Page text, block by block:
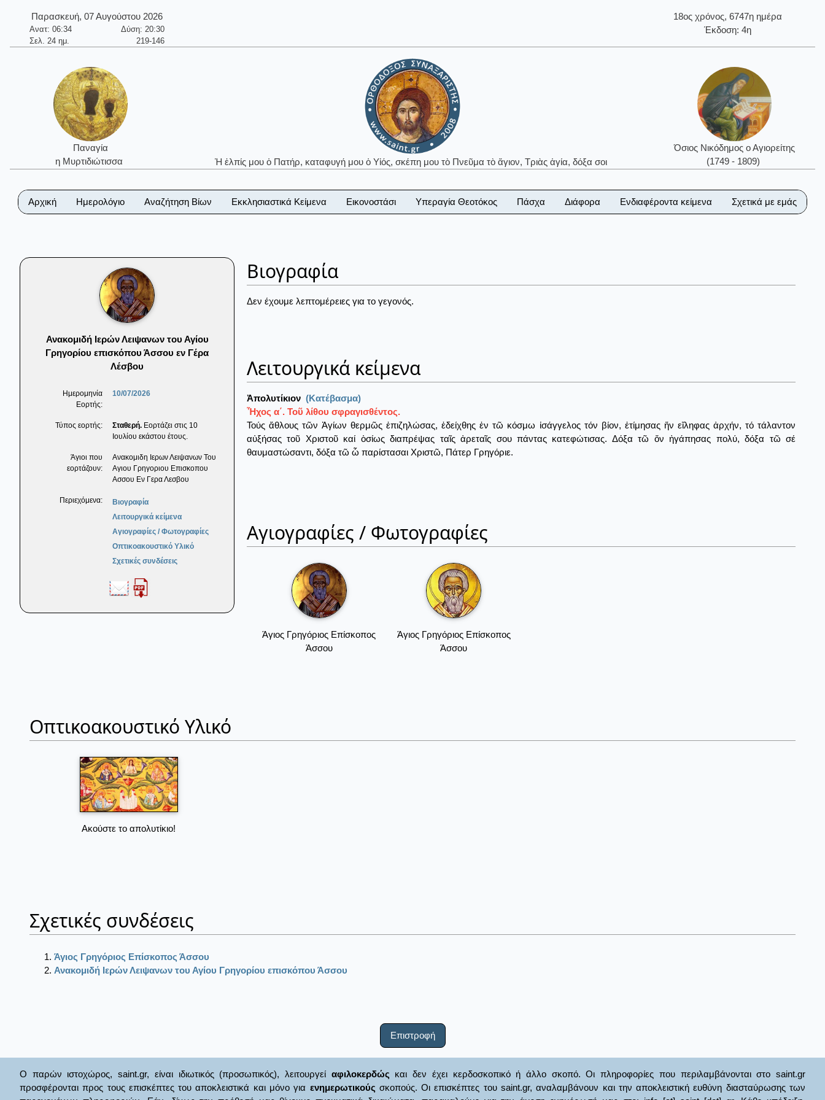
Παρασκευή, 07 Αυγούστου 2026
Ανατ: 06:34
Δύση: 20:30
Σελ. 24 ημ.
219-146
18ος χρόνος, 6747η ημέρα
Έκδοση: 4η
Παναγία
η Μυρτιδιώτισσα
Ἡ ἐλπίς μου ὁ Πατήρ, καταφυγή μου ὁ Υἱός, σκέπη μου τὸ Πνεῦμα τὸ ἅγιον, Τριὰς ἁγία, δόξα σοι
Όσιος Νικόδημος ο Αγιορείτης
(1749 - 1809)
Αρχική Ημερολόγιο Αναζήτηση Βίων Εκκλησιαστικά Κείμενα Εικονοστάσι Υπεραγία Θεοτόκος Πάσχα Διάφορα Ενδιαφέροντα κείμενα Σχετικά με εμάς
Ανακομιδή Ιερών Λειψανων του Αγίου
Γρηγορίου επισκόπου Άσσου εν Γέρα
Λέσβου
Ημερομηνία
Εορτής:
10/07/2026
Τύπος εορτής: Σταθερή. Εορτάζει στις 10
Ιουλίου εκάστου έτους.
Άγιοι που
εορτάζουν:
Ανακομιδη Ιερων Λειψανων Του
Αγιου Γρηγοριου Επισκοπου
Ασσου Εν Γερα Λεσβου
Περιεχόμενα:
Βιογραφία
Λειτουργικά κείμενα
Αγιογραφίες / Φωτογραφίες
Οπτικοακουστικό Υλικό
Σχετικές συνδέσεις
Βιογραφία
Δεν έχουμε λεπτομέρειες για το γεγονός.
Λειτουργικά κείμενα
Ἀπολυτίκιον (Κατέβασμα)
Ἦχος α΄. Τοῦ λίθου σφραγισθέντος.
Τούς ἄθλους τῶν Ἁγίων θερμῶς ἐπιζηλώσας, ἐδείχθης ἐν τῶ κόσμω ἰσάγγελος τόν βίον, ἐτίμησας ἥν εἴληφας ἀρχήν, τό τάλαντον
αὐξήσας τοῦ Χριστοῦ καί ὁσίως διαπρέψας ταῖς ἀρεταῖς σου πάντας κατεφώτισας. Δόξα τῶ ὅν ἠγάπησας πολύ, δόξα τῶ σέ
θαυμαστώσαντι, δόξα τῶ ὧ παρίστασαι Χριστῶ, Πάτερ Γρηγόριε.
Αγιογραφίες / Φωτογραφίες
Άγιος Γρηγόριος Επίσκοπος
Άσσου
Άγιος Γρηγόριος Επίσκοπος
Άσσου
Οπτικοακουστικό Υλικό
Ακούστε το απολυτίκιο!
Σχετικές συνδέσεις
Άγιος Γρηγόριος Επίσκοπος Άσσου
Ανακομιδή Ιερών Λειψανων του Αγίου Γρηγορίου επισκόπου Άσσου
Επιστροφή
Ο παρών ιστοχώρος, saint.gr, είναι ιδιωτικός (προσωπικός), λειτουργεί αφιλοκερδώς και δεν έχει κερδοσκοπικό ή άλλο σκοπό. Οι πληροφορίες που περιλαμβάνονται στο saint.gr
προσφέρονται προς τους επισκέπτες του αποκλειστικά και μόνο για ενημερωτικούς σκοπούς. Οι επισκέπτες του saint.gr, αναλαμβάνουν και την αποκλειστική ευθύνη διασταύρωσης των